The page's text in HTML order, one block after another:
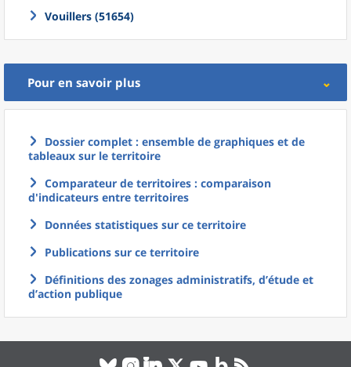
Vouillers (51654)
Pour en savoir plus
Dossier complet : ensemble de graphiques et de
tableaux sur le territoire
Comparateur de territoires : comparaison
d'indicateurs entre territoires
Données statistiques sur ce territoire
Publications sur ce territoire
Définitions des zonages administratifs, d’étude et
d’action publique